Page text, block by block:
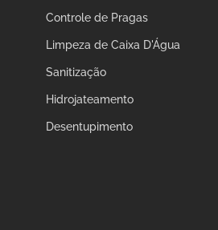
Controle de Pragas
Limpeza de Caixa D'Água
Sanitização
Hidrojateamento
Desentupimento